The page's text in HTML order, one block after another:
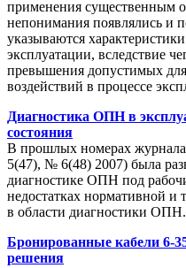
применения существенным
непонимания появлялись и
указываются
эксплуатации, вследствие
превышения допустимых
воздействий в процессе
Диагностика ОПН в
состояния
В прошлых номерах
5(47), № 6(48) 2007) была
диагностике ОПН под
недостатках нормативной и
в области диагностики
Бронированные кабели 6-
решения